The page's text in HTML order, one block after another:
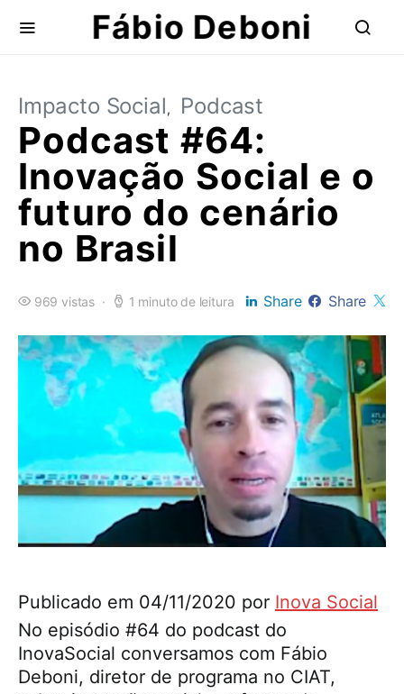
Fábio Deboni
Impacto Social Podcast
Podcast #64:
Inovação Social e o
futuro do cenário
no Brasil
969 vistas 1 minuto de leitura Share Share
Publicado em 04/11/2020 por Inova Social
No episódio #64 do podcast do
InovaSocial conversamos com Fábio
Deboni, diretor de programa no CIAT,